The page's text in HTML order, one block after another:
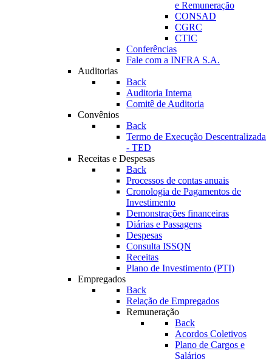
e Remuneração
CONSAD
CGRC
CTIC
Conferências
Fale com a INFRA S.A.
Auditorias
Back
Auditoria Interna
Comitê de Auditoria
Convênios
Back
Termo de Execução Descentralizada
- TED
Receitas e Despesas
Back
Processos de contas anuais
Cronologia de Pagamentos de
Investimento
Demonstrações financeiras
Diárias e Passagens
Despesas
Consulta ISSQN
Receitas
Plano de Investimento (PTI)
Empregados
Back
Relação de Empregados
Remuneração
Back
Acordos Coletivos
Plano de Cargos e
Salários